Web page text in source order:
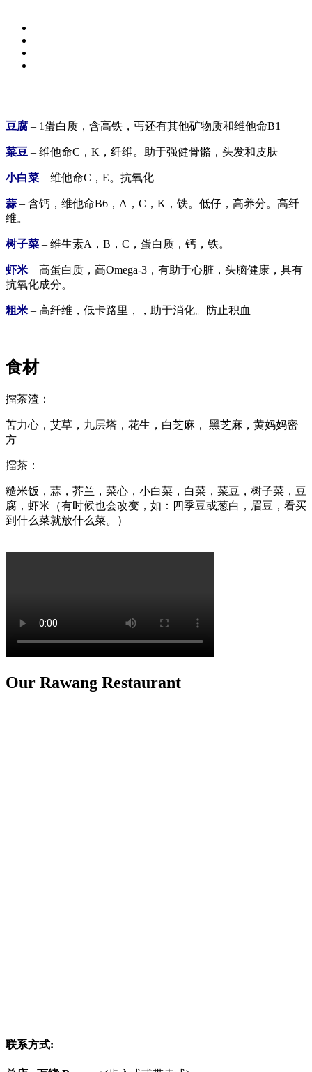
豆腐 – 1蛋白质，含高铁，丐还有其他矿物质和维他命B1
菜豆 – 维他命C，K，纤维。助于强健骨骼，头发和皮肤
小白菜 – 维他命C，E。抗氧化
蒜 – 含钙，维他命B6，A，C，K，铁。低仔，高养分。高纤
维。
树子菜 – 维生素A，B，C，蛋白质，钙，铁。
虾米 – 高蛋白质，高Omega-3，有助于心脏，头脑健康，具有
抗氧化成分。
粗米 – 高纤维，低卡路里，，助于消化。防止积血
食材
擂茶渣：
苦力心，艾草，九层塔，花生，白芝麻， 黑芝麻，黄妈妈密
方
擂茶：
糙米饭，蒜，芥兰 ， 菜心，小白菜，白菜，菜豆，树子菜 ， 豆
腐， 虾米（有时候也会改变，如：四季豆或葱白，眉豆，看买
到什么菜就放什么菜。）
Our Rawang Restaurant
联系方式: